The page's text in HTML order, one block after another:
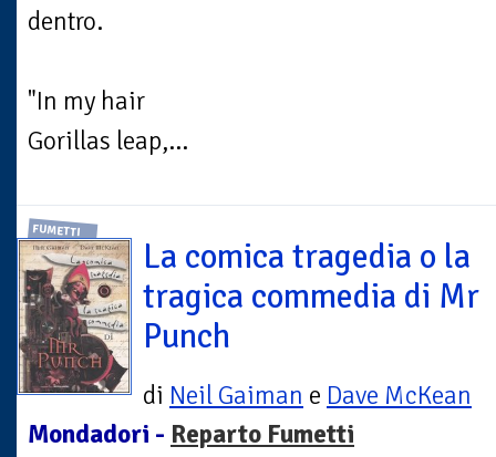
dentro.
"In my hair
Gorillas leap,...
FUMETTI
La comica tragedia o la
tragica commedia di Mr
Punch
di Neil Gaiman e Dave McKean
Mondadori - Reparto Fumetti